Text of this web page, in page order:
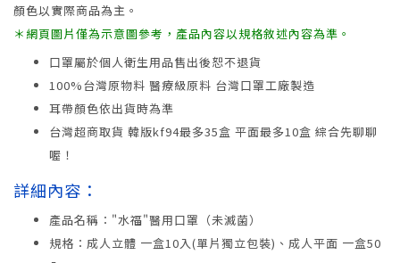
顏色以實際商品為主。
＊網頁圖片僅為示意圖參考，產品內容以規格敘述內容為準。
口罩屬於個人衛生用品售出後恕不退貨
100%台灣原物料 醫療級原料 台灣口罩工廠製造
耳帶顏色依出貨時為準
台灣超商取貨 韓版kf94最多35盒 平面最多10盒 綜合先聊聊
喔！
詳細內容：
產品名稱："水福"醫用口罩（未滅菌）
規格：成人立體 一盒10入(單片獨立包裝)、成人平面 一盒50